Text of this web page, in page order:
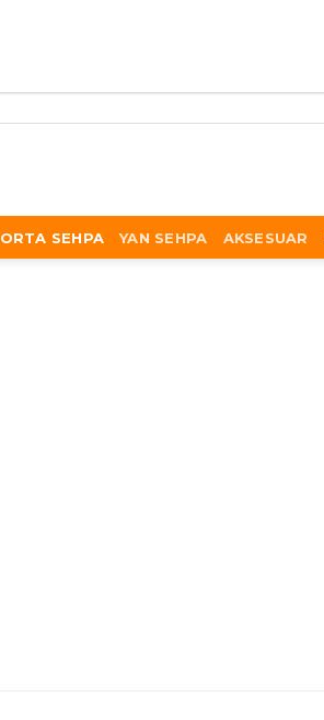
ORTA SEHPA YAN SEHPA AKSESUAR